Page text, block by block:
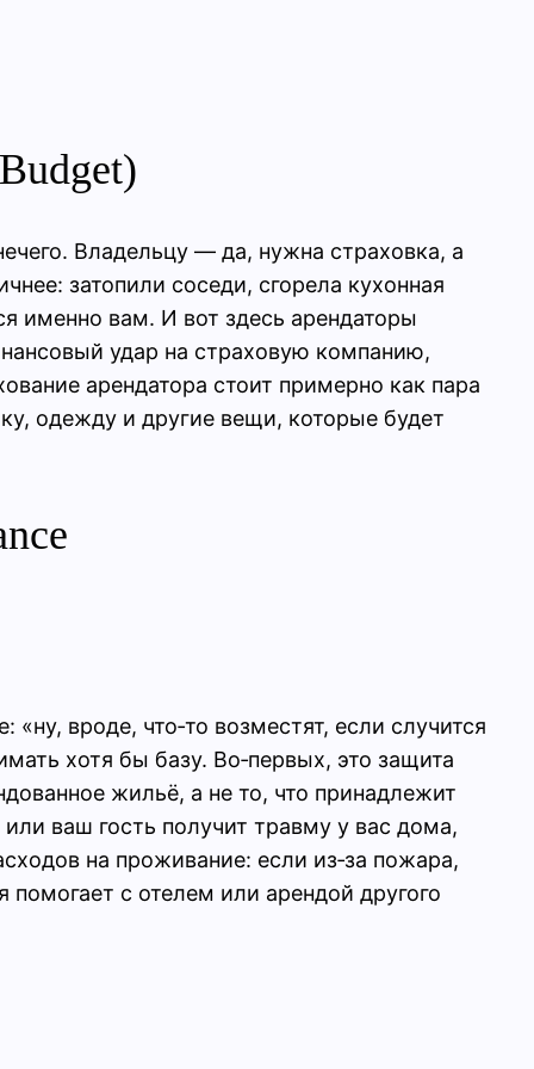
Владельцу — да, нужна страховка, а
затопили соседи, сгорела кухонная
именно вам. И вот здесь арендаторы
удар на страховую компанию,
арендатора стоит примерно как пара
одежду и другие вещи, которые будет
вроде, что‑то возместят, если случится
хотя бы базу. Во‑первых, это защита
жильё, а не то, что принадлежит
ваш гость получит травму у вас дома,
на проживание: если из‑за пожара,
с отелем или арендой другого